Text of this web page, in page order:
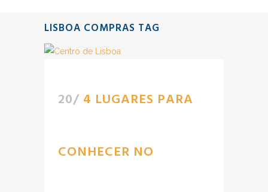
LISBOA COMPRAS TAG
20/ 4 LUGARES PARA
CONHECER NO